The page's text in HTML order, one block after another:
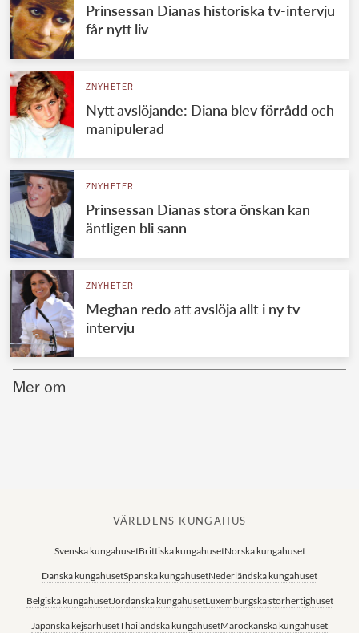
Svenska kungahuset
Brittiska kungahuset
Danska kungahuset
Spanska kungahuset
Jordanska kungahuset
Luxemburgska storhertighuset
Japanska kejsarhuset
Thailändska kungahuset
Marockanska kungahuset
REDAKTION
Prinsessan Dianas historiska tv-intervju
får nytt liv
ZNYHETER
Nytt avslöjande: Diana blev förrådd och
manipulerad
ZNYHETER
Prinsessan Dianas stora önskan kan
äntligen bli sann
ZNYHETER
Meghan redo att avslöja allt i ny tv-
intervju
Mer om
VÄRLDENS KUNGAHUS
Svenska kungahusetBrittiska kungahusetNorska kungahuset
Danska kungahusetSpanska kungahusetNederländska kungahuset
Belgiska kungahusetJordanska kungahusetLuxemburgska storhertighuset
Japanska kejsarhusetThailändska kungahusetMarockanska kungahuset